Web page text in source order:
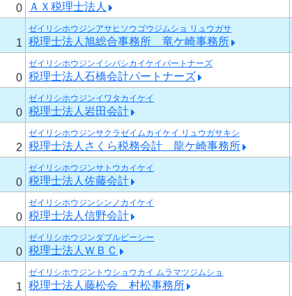
0 ＡＸ税理士法人
1
ゼイリシホウジンアサヒソウゴウジムショ リュウガサ
税理士法人旭総合事務所 竜ケ崎事務所
0
ゼイリシホウジンイシバシカイケイパートナーズ
税理士法人石橋会計パートナーズ
0
ゼイリシホウジンイワタカイケイ
税理士法人岩田会計
2
ゼイリシホウジンサクラゼイムカイケイ リュウガサキシ
税理士法人さくら税務会計 龍ケ崎事務所
0
ゼイリシホウジンサトウカイケイ
税理士法人佐藤会計
0
ゼイリシホウジンシンノカイケイ
税理士法人信野会計
0
ゼイリシホウジンダブルビーシー
税理士法人ＷＢＣ
1
ゼイリシホウジントウショウカイ ムラマツジムショ
税理士法人藤松会 村松事務所